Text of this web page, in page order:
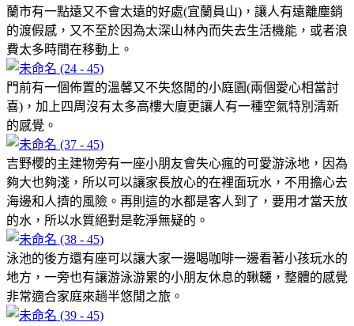
蘭市有一點遠又不會太遠的好處(宜蘭員山)，讓人有遠離塵銷
的渡假感，又不至於因為太深山林內而失去生活機能，或者浪
費太多時間在移動上。
門前有一個佈置的溫馨又不失悠閒的小庭園(兩個愛心相當討
喜)，加上四周沒有太多高樓大廈更讓人有一種空氣特別清新
的感覺。
吉野櫻的主建物旁有一座小朋友會失心瘋的可愛游泳地，因為
夠大也夠淺，所以可以讓家長放心的在裡面玩水，不用擔心去
海邊和人擠的風險。再則這的水都是客人到了，要用才當天放
的水，所以水質絕對是乾淨無疑的。
泳池的後方還有座可以讓大家一邊喝咖啡一邊看著小孩玩水的
地方，一旁也有讓游泳游累的小朋友休息的鞦韆，整體的感覺
非常適合家庭來趟半悠閒之旅。